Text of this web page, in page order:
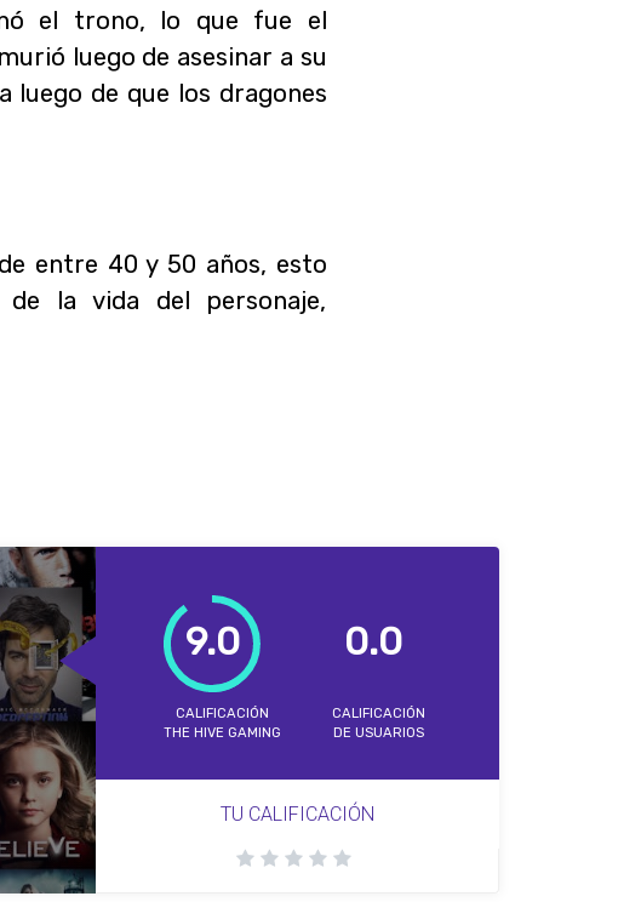
el trono, lo que fue el
luego de asesinar a su
de que los dragones
entre 40 y 50 años, esto
la vida del personaje,
9.0
CALIFICACIÓN
THE HIVE GAMING
0.0
CALIFICACIÓN
DE USUARIOS
TU CALIFICACIÓN